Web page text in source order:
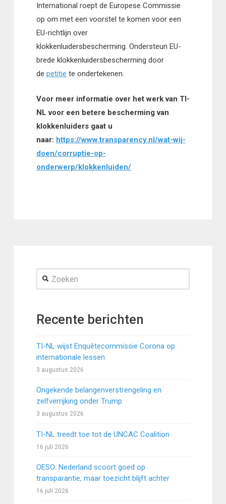
International roept de Europese Commissie
op om met een voorstel te komen voor een
EU-richtlijn over
klokkenluidersbescherming. Ondersteun EU-
brede klokkenluidersbescherming door
de petitie te ondertekenen.
Voor meer informatie over het werk van TI-
NL voor een betere bescherming van
klokkenluiders gaat u
naar: https://www.transparency.nl/wat-wij-
doen/corruptie-op-
onderwerp/klokkenluiden/
Zoeken
Recente berichten
TI-NL wijst Enquêtecommissie Corona op
internationale lessen
3 augustus 2026
Ongekende belangenverstrengeling en
zelfverrijking onder Trump
3 augustus 2026
TI-NL treedt toe tot de UNCAC Coalition
16 juli 2026
OESO: Nederland scoort goed op
transparantie, maar toezicht blijft achter
16 juli 2026